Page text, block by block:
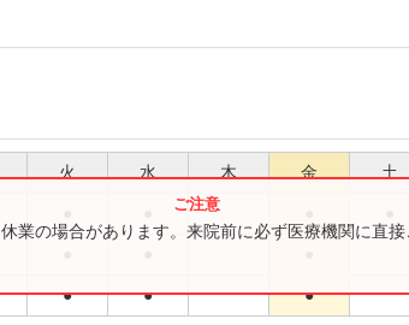
火 水 木 金 土
● ● ●
業の場合があります。来院前に必ず医療機関に直接